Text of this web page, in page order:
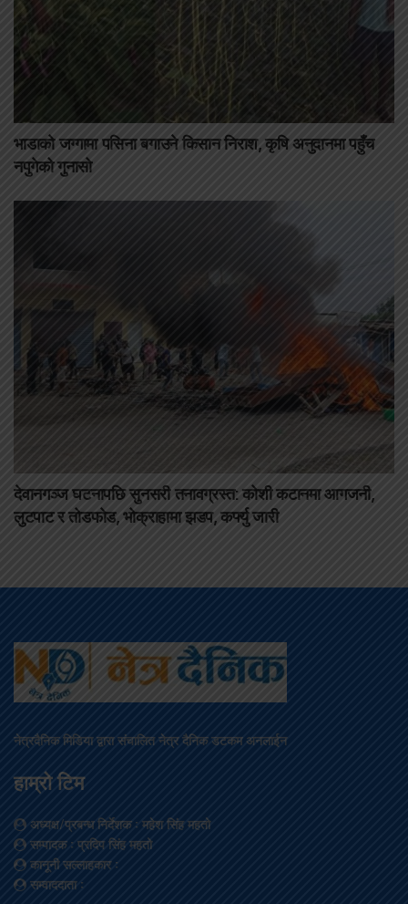
भाडाको जग्गामा पसिना बगाउने किसान निराश, कृषि अनुदानमा पहुँच
नपुगेको गुनासो
देवानगञ्ज घटनापछि सुनसरी तनावग्रस्त: कोशी कटानमा आगजनी,
लुटपाट र तोडफोड, भोक्राहामा झडप, कर्फ्यु जारी
नेत्रदैनिक मिडिया द्वारा संचालित नेत्र दैनिक डटकम अनलाईन
हाम्रो टिम
अध्यक्ष/प्रबन्ध निर्देशक: महेश सिंह महतो
सम्पादक: प्रदिप सिंह महतो
कानूनी सल्लाहकार:
सम्वाददाता: